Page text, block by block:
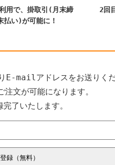
用で、掛取引(月末締
払い)が可能に！
2回
E-mailアドレスをお送りくだ
文が可能になります。
了いたします。